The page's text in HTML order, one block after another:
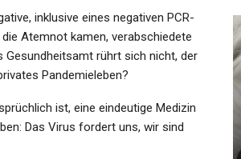
inklusive eines negativen PCR-
Atemnot kamen, verabschiedete
Gesundheitsamt rührt sich nicht, der
Pandemieleben?
ist, eine eindeutige Medizin
Das Virus fordert uns, wir sind
Uns Till Lindemanns
Angehört, Damit Ihr Es…